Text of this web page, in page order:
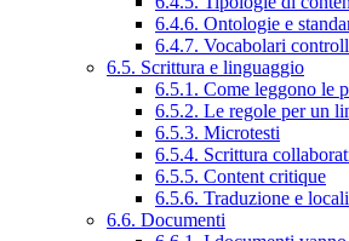
6.4.6. Ontologie e
6.4.7. Vocabolari
6.5. Scrittura e linguaggio
6.5.1. Come leggono le
6.5.2. Le regole per un
6.5.3. Microtesti
6.5.4. Scrittura
6.5.5. Content critique
6.5.6. Traduzione e
6.6. Documenti